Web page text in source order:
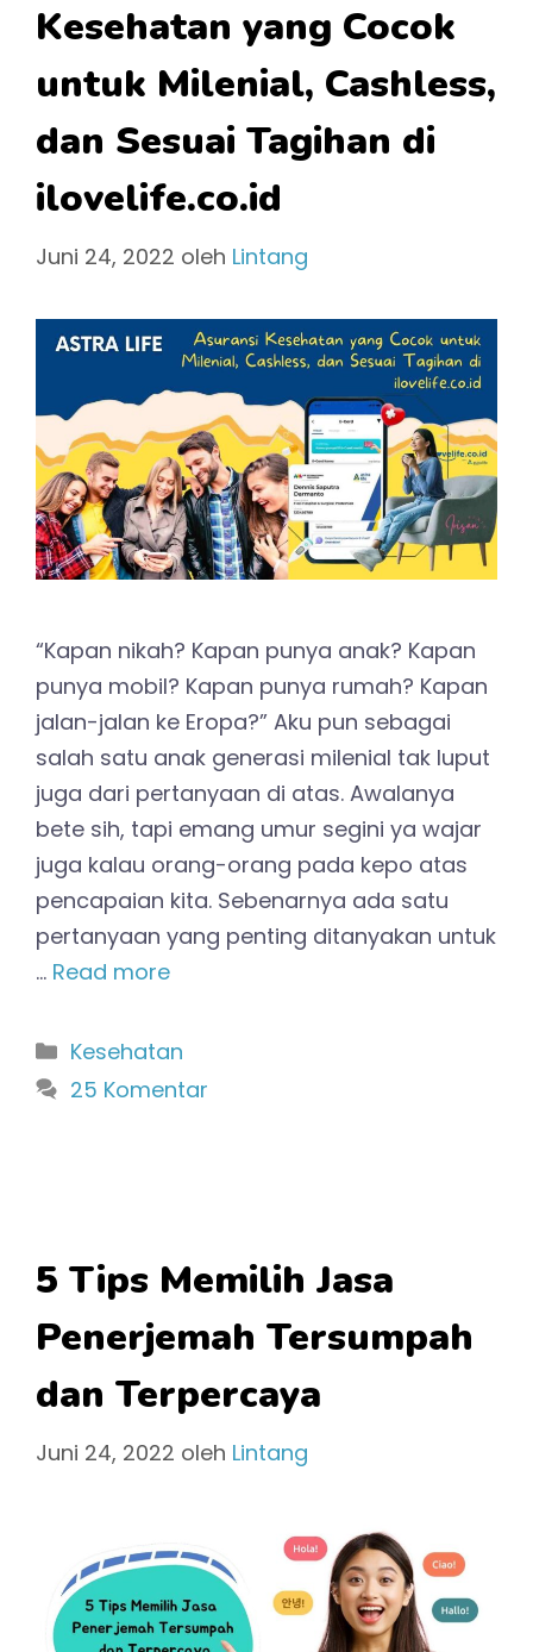
Kesehatan yang Cocok
untuk Milenial, Cashless,
dan Sesuai Tagihan di
ilovelife.co.id
Juni 24, 2022 oleh Lintang
“Kapan nikah? Kapan punya anak? Kapan
punya mobil? Kapan punya rumah? Kapan
jalan-jalan ke Eropa?” Aku pun sebagai
salah satu anak generasi milenial tak luput
juga dari pertanyaan di atas. Awalanya
bete sih, tapi emang umur segini ya wajar
juga kalau orang-orang pada kepo atas
pencapaian kita. Sebenarnya ada satu
pertanyaan yang penting ditanyakan untuk
… Read more
Kategori
Kesehatan
25 Komentar
5 Tips Memilih Jasa
Penerjemah Tersumpah
dan Terpercaya
Juni 24, 2022 oleh Lintang